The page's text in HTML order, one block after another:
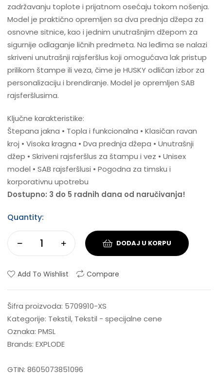
zadržavanju toplote i prijatnom osećaju tokom nošenja.
Model je praktično opremljen sa dva prednja džepa za
osnovne sitnice, kao i jednim unutrašnjim džepom za
sigurnije odlaganje ličnih predmeta. Na leđima se nalazi
skriveni unutrašnji rajsferšlus koji omogućava lak pristup
prilikom štampe ili veza, čime je HUSKY odličan izbor za
personalizaciju i brendiranje. Model je opremljen SAB
rajsferšlusima.
Ključne karakteristike:
Štepana jakna • Topla i funkcionalna • Klasičan ravan
kroj • Visoka kragna • Dva prednja džepa • Unutrašnji
džep • Skriveni rajsferšlus za štampu i vez • Unisex
model • SAB rajsferšlusi • Pogodna za timsku i
korporativnu upotrebu
Dostupno: 3 do 5 radnih dana od naručivanja!
Quantity:
DODAJ U KORPU
Add To Wishlist Compare
Šifra proizvoda: 5709910-XS
Kategorije: Tekstil, Tekstil - specijalne cene
Oznaka: PMSL
Brands: EXPLODE
GTIN: 8605073851096